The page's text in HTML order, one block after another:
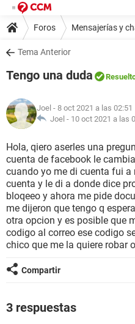
Foros Mensajerías y
Tema Anterior
Tengo una duda
Joel - 8 oct 2021 a las 02:51
Joel - 10 oct 2021 a las
Hola, qiero aserles una
cuenta de facebook le
cuando yo me di cuenta fui a
cuenta y le di a donde dice
bloqeeo y ahora me pide
me dijeron que tengo q
otra opcion y es posible que
codigo al correo ese codigo
chico que me la quiere robar
Compartir
3 respuestas